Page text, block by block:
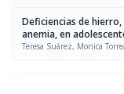
Deficiencias de
anemia, en
malformaciones
Teresa Suárez, Monica